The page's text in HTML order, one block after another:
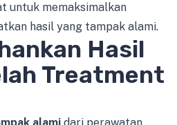
untuk memaksimalkan
hasil yang tampak alami.
Hasil
Treatment